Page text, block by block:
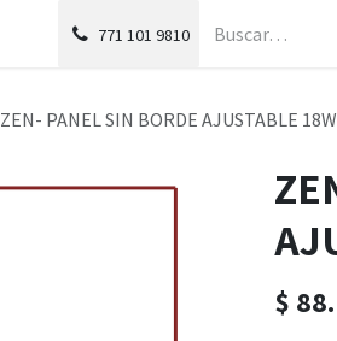
771 101 9810
ZEN- PANEL SIN BORDE AJUSTABLE
$